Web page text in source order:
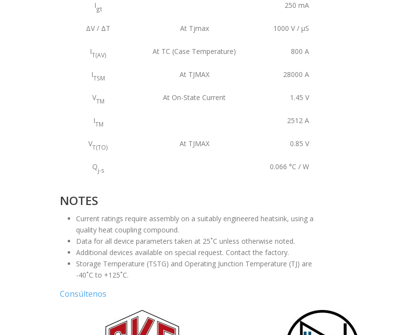
Igt 250 mA
ΔV / ΔT At Tjmax 1000 V / µS
IT(AV) At TC (Case Temperature) 800 A
ITSM At TJMAX 28000 A
VTM At On-State Current 1.45 V
ITM 2512 A
VT(TO) At TJMAX 0.85 V
Qj-s 0.066 °C / W
NOTES
Current ratings require assembly on a suitably engineered heatsink, using a
quality heat coupling compound.
Data for all device parameters taken at 25˚C unless otherwise noted.
Additional devices available on special request. Contact the factory.
Storage Temperature (TSTG) and Operating Junction Temperature (TJ) are
-40˚C to +125˚C.
Consúltenos